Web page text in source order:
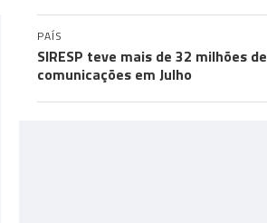
PAÍS
SIRESP teve mais de 32 milhões de
comunicações em Julho